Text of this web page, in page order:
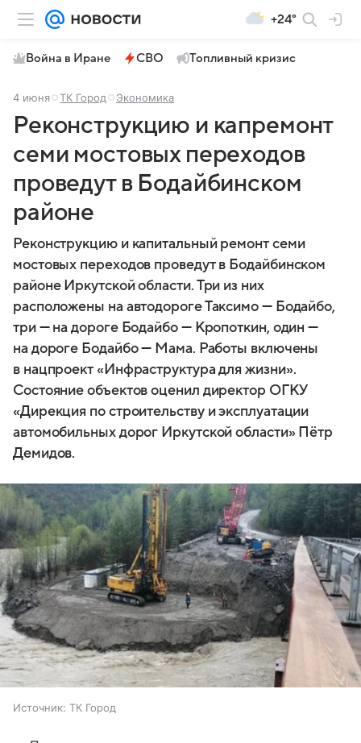
+24°
Война в Иране СВО Топливный кризис
4 июня ТК Город Экономика
Реконструкцию и капремонт
семи мостовых переходов
проведут в Бодайбинском
районе
Реконструкцию и капитальный ремонт семи
мостовых переходов проведут в Бодайбинском
районе Иркутской области. Три из них
расположены на автодороге Таксимо — Бодайбо,
три — на дороге Бодайбо — Кропоткин, один —
на дороге Бодайбо — Мама. Работы включены
в нацпроект «Инфраструктура для жизни».
Состояние объектов оценил директор ОГКУ
«Дирекция по строительству и эксплуатации
автомобильных дорог Иркутской области» Пётр
Демидов.
Источник: ТК Город